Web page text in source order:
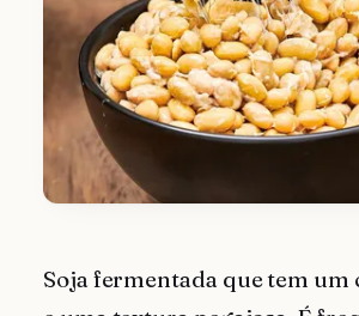
Soja fermentada que tem